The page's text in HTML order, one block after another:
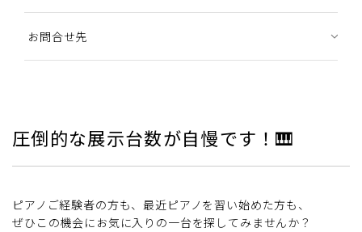
お問合せ先
圧倒的な展示台数が自慢です！🎹
ピアノご経験者の方も、最近ピアノを習い始めた方も、
ぜひこの機会にお気に入りの一台を探してみませんか？